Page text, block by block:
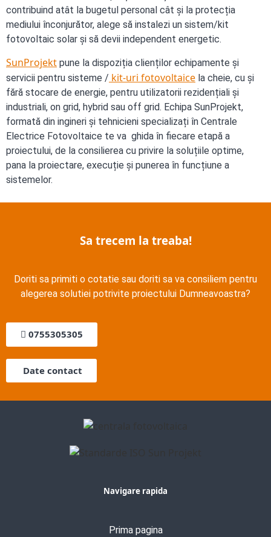
contribuind atât la bugetul personal cât și la protecția
mediului înconjurător, alege să instalezi un sistem/kit
fotovoltaic solar și să devii independent energetic.
SunProjekt pune la dispoziția clienților echipamente și
servicii pentru sisteme / kit-uri fotovoltaice la cheie, cu și
fără stocare de energie, pentru utilizatorii rezidențiali și
industriali, on grid, hybrid sau off grid. Echipa SunProjekt,
formată din ingineri și tehnicieni specializați în Centrale
Electrice Fotovoltaice te va ghida în fiecare etapă a
proiectului, de la consilierea cu privire la soluțiile optime,
pana la proiectare, execuție și punerea în funcțiune a
sistemelor.
Sa trecem la treaba!
Doriti sa primiti o cotatie sau doriti sa va consiliem pentru
alegerea solutiei potrivite proiectului Dumneavoastra?
0755305305
Date contact
Navigare rapida
Prima pagina